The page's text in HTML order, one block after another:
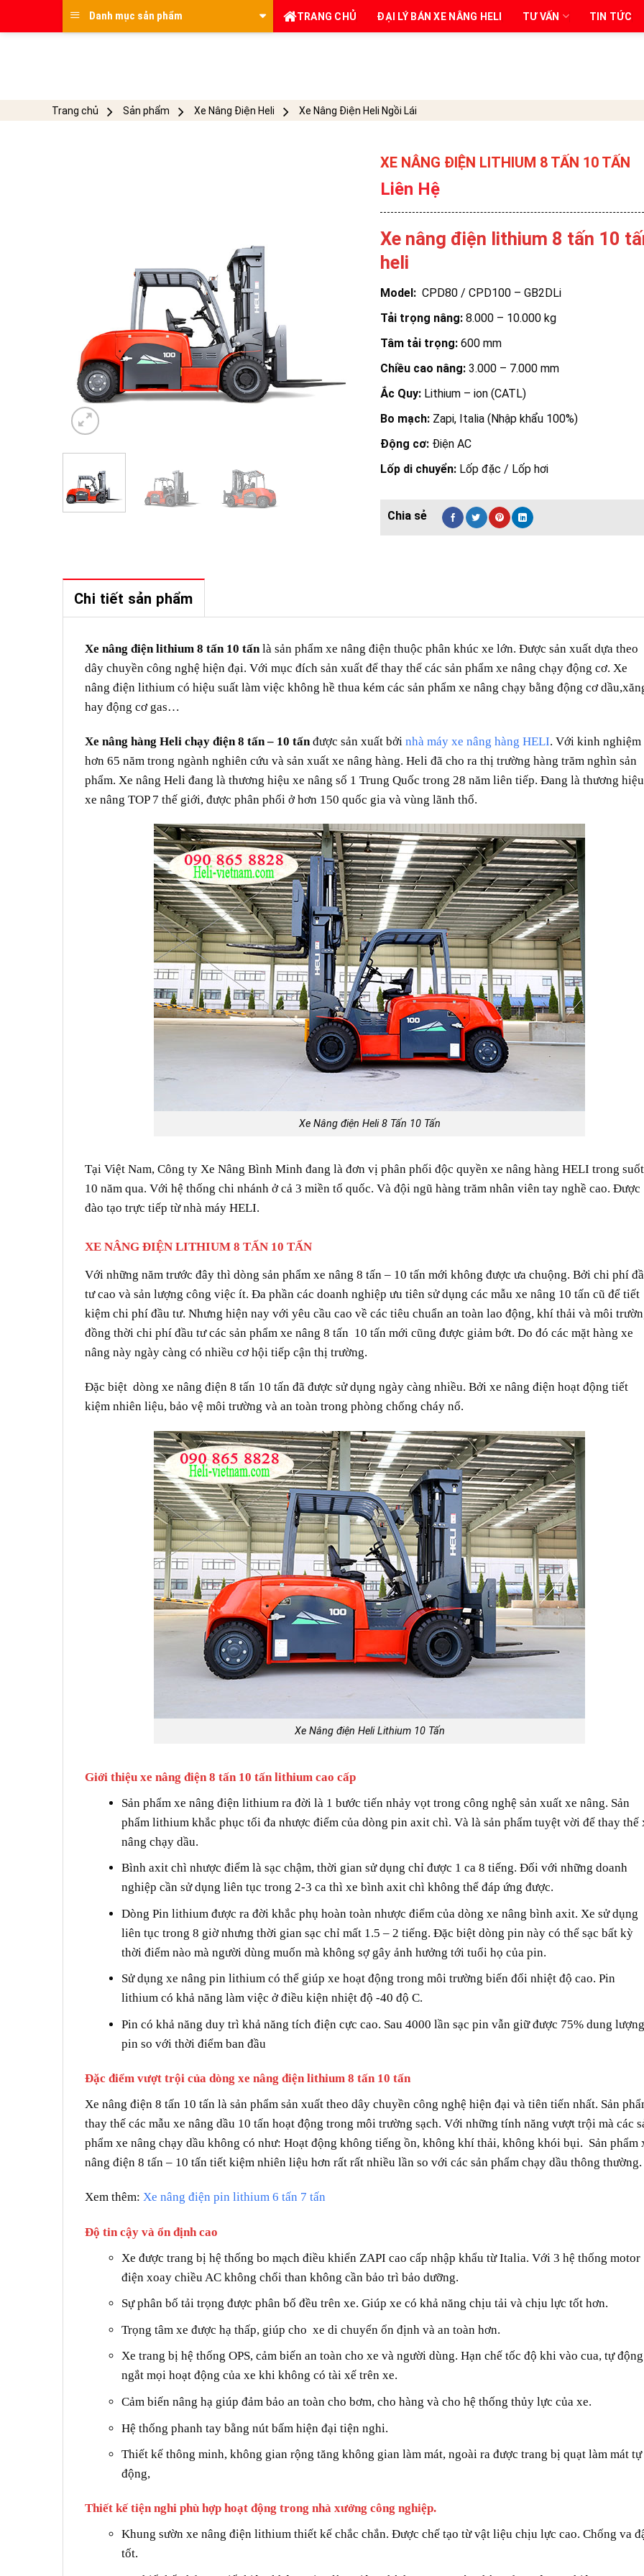
Danh mục sản phẩm TRANG CHỦ ĐẠI LÝ BÁN XE NÂNG HELI TƯ VẤN TIN TỨC
Trang chủ Sản phẩm Xe Nâng Điện Heli Xe Nâng Điện Heli Ngồi Lái
XE NÂNG ĐIỆN LITHIUM 8 TẤN 10 TẤN
Liên Hệ
Xe nâng điện lithium 8 tấn 10
heli
Model: CPD80 / CPD100 – GB2DLi
Tải trọng nâng: 8.000 – 10.000 kg
Tâm tải trọng: 600 mm
Chiều cao nâng: 3.000 – 7.000 mm
Ắc Quy: Lithium – ion (CATL)
Bo mạch: Zapi, Italia (Nhập khẩu 100%)
Động cơ: Điện AC
Lốp di chuyển: Lốp đặc / Lốp hơi
Chi tiết sản phẩm
Xe nâng điện lithium 8 tấn 10 tấn là sản phẩm xe nâng điện thuộc phân khúc xe lớn. Được sản xuất dựa theo
dây chuyền công nghệ hiện đại. Với mục đích sản xuất để thay thế các sản phẩm xe nâng chạy động cơ. Xe
nâng điện lithium có hiệu suất làm việc không hề thua kém các sản phẩm xe nâng chạy bằng động cơ
hay động cơ gas…
Xe nâng hàng Heli chạy điện 8 tấn – 10 tấn được sản xuất bởi nhà máy xe nâng hàng HELI. Với kinh nghiệm
hơn 65 năm trong ngành nghiên cứu và sản xuất xe nâng hàng. Heli đã cho ra thị trường hàng trăm nghìn sản
phẩm. Xe nâng Heli đang là thương hiệu xe nâng số 1 Trung Quốc trong 28 năm liên tiếp. Đang là thương hiệu
xe nâng TOP 7 thế giới, được phân phối ở hơn 150 quốc gia và vùng lãnh thổ.
Xe Nâng điện Heli 8 Tấn 10 Tấn
Tại Việt Nam, Công ty Xe Nâng Bình Minh đang là đơn vị phân phối độc quyền xe nâng hàng HELI trong suốt
10 năm qua. Với hệ thống chi nhánh ở cả 3 miền tổ quốc. Và đội ngũ hàng trăm nhân viên tay nghề cao. Được
đào tạo trực tiếp từ nhà máy HELI.
XE NÂNG ĐIỆN LITHIUM 8 TẤN 10 TẤN
Với những năm trước đây thì dòng sản phẩm xe nâng 8 tấn – 10 tấn mới không được ưa chuộng. Bởi chi phí
tư cao và sản lượng công việc ít. Đa phần các doanh nghiệp ưu tiên sử dụng các mẫu xe nâng 10 tấn cũ để tiết
kiệm chi phí đầu tư. Nhưng hiện nay với yêu cầu cao về các tiêu chuẩn an toàn lao động, khí thải và môi
đồng thời chi phí đầu tư các sản phẩm xe nâng 8 tấn 10 tấn mới cũng được giảm bớt. Do đó các mặt hàng xe
nâng này ngày càng có nhiều cơ hội tiếp cận thị trường.
Đặc biệt dòng xe nâng điện 8 tấn 10 tấn đã được sử dụng ngày càng nhiều. Bởi xe nâng điện hoạt động tiết
kiệm nhiên liệu, bảo vệ môi trường và an toàn trong phòng chống cháy nổ.
Xe Nâng điện Heli Lithium 10 Tấn
Giới thiệu xe nâng điện 8 tấn 10 tấn lithium cao cấp
Sản phẩm xe nâng điện lithium ra đời là 1 bước tiến nhảy vọt trong công nghệ sản xuất xe nâng. Sản
phẩm lithium khắc phục tối đa nhược điểm của dòng pin axit chì. Và là sản phẩm tuyệt vời để thay thế
nâng chạy dầu.
Bình axit chì nhược điểm là sạc chậm, thời gian sử dụng chỉ được 1 ca 8 tiếng. Đối với những doanh
nghiệp cần sử dụng liên tục trong 2-3 ca thì xe bình axit chì không thể đáp ứng được.
Dòng Pin lithium được ra đời khắc phụ hoàn toàn nhược điểm của dòng xe nâng bình axit. Xe sử dụng
liên tục trong 8 giờ nhưng thời gian sạc chỉ mất 1.5 – 2 tiếng. Đặc biệt dòng pin này có thể sạc bất kỳ
thời điểm nào mà người dùng muốn mà không sợ gây ảnh hưởng tới tuổi họ của pin.
Sử dụng xe nâng pin lithium có thể giúp xe hoạt động trong môi trường biến đổi nhiệt độ cao. Pin
lithium có khả năng làm việc ở điều kiện nhiệt độ -40 độ C.
Pin có khả năng duy trì khả năng tích điện cực cao. Sau 4000 lần sạc pin vẫn giữ được 75% dung lượng
pin so với thời điểm ban đầu
Đặc điểm vượt trội của dòng xe nâng điện lithium 8 tấn 10 tấn
Xe nâng điện 8 tấn 10 tấn là sản phẩm sản xuất theo dây chuyền công nghệ hiện đại và tiên tiến nhất. Sản
thay thế các mẫu xe nâng dầu 10 tấn hoạt động trong môi trường sạch. Với những tính năng vượt trội mà các
phẩm xe nâng chạy dầu không có như: Hoạt động không tiếng ồn, không khí thải, không khói bụi. Sản phẩm
nâng điện 8 tấn – 10 tấn tiết kiệm nhiên liệu hơn rất rất nhiều lần so với các sản phẩm chạy dầu thông thường.
Xem thêm: Xe nâng điện pin lithium 6 tấn 7 tấn
Độ tin cậy và ổn định cao
Xe được trang bị hệ thống bo mạch điều khiển ZAPI cao cấp nhập khẩu từ Italia. Với 3 hệ thống motor
điện xoay chiều AC không chổi than không cần bảo trì bảo dưỡng.
Sự phân bố tải trọng được phân bố đều trên xe. Giúp xe có khả năng chịu tải và chịu lực tốt hơn.
Trọng tâm xe được hạ thấp, giúp cho xe di chuyển ổn định và an toàn hơn.
Xe trang bị hệ thống OPS, cảm biến an toàn cho xe và người dùng. Hạn chế tốc độ khi vào cua, tự động
ngắt mọi hoạt động của xe khi không có tài xế trên xe.
Cảm biến nâng hạ giúp đảm bảo an toàn cho bơm, cho hàng và cho hệ thống thủy lực của xe.
Hệ thống phanh tay bằng nút bấm hiện đại tiện nghi.
Thiết kế thông minh, không gian rộng tăng không gian làm mát, ngoài ra được trang bị quạt làm mát tự
động,
Thiết kế tiện nghi phù hợp hoạt động trong nhà xưởng công nghiệp.
Khung sườn xe nâng điện lithium thiết kế chắc chắn. Được chế tạo từ vật liệu chịu lực cao. Chống va
tốt.